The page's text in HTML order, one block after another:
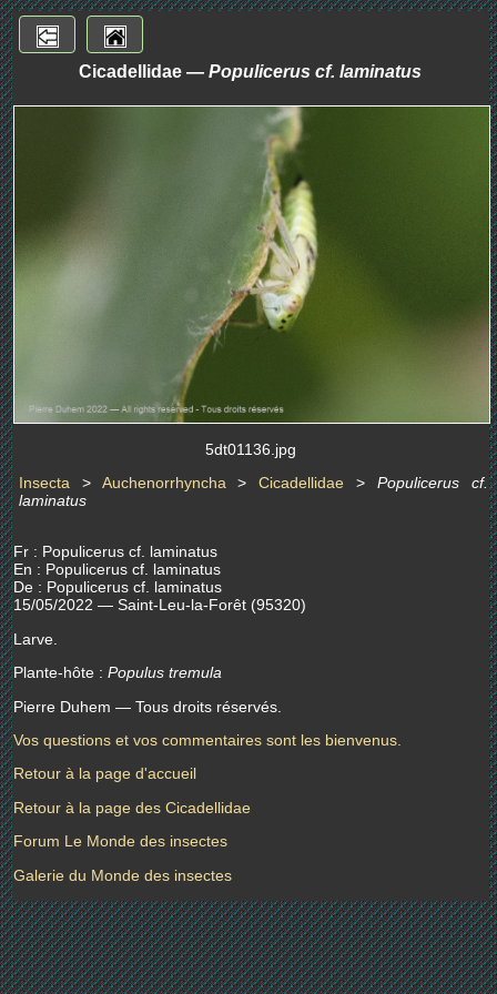
Cicadellidae —Populicerus cf. laminatus
5dt01136.jpg
Insecta > Auchenorrhyncha >Cicadellidae > Populicerus cf.
laminatus
Fr : Populicerus cf. laminatus
En : Populicerus cf. laminatus
De : Populicerus cf. laminatus
15/05/2022 — Saint-Leu-la-Forêt (95320)
Larve.
Plante-hôte : Populus tremula
Pierre Duhem — Tous droits réservés.
Vos questions et vos commentaires sont les bienvenus.
Retour à la page d'accueil
Retour à la page des Cicadellidae
Forum Le Monde des insectes
Galerie du Monde des insectes